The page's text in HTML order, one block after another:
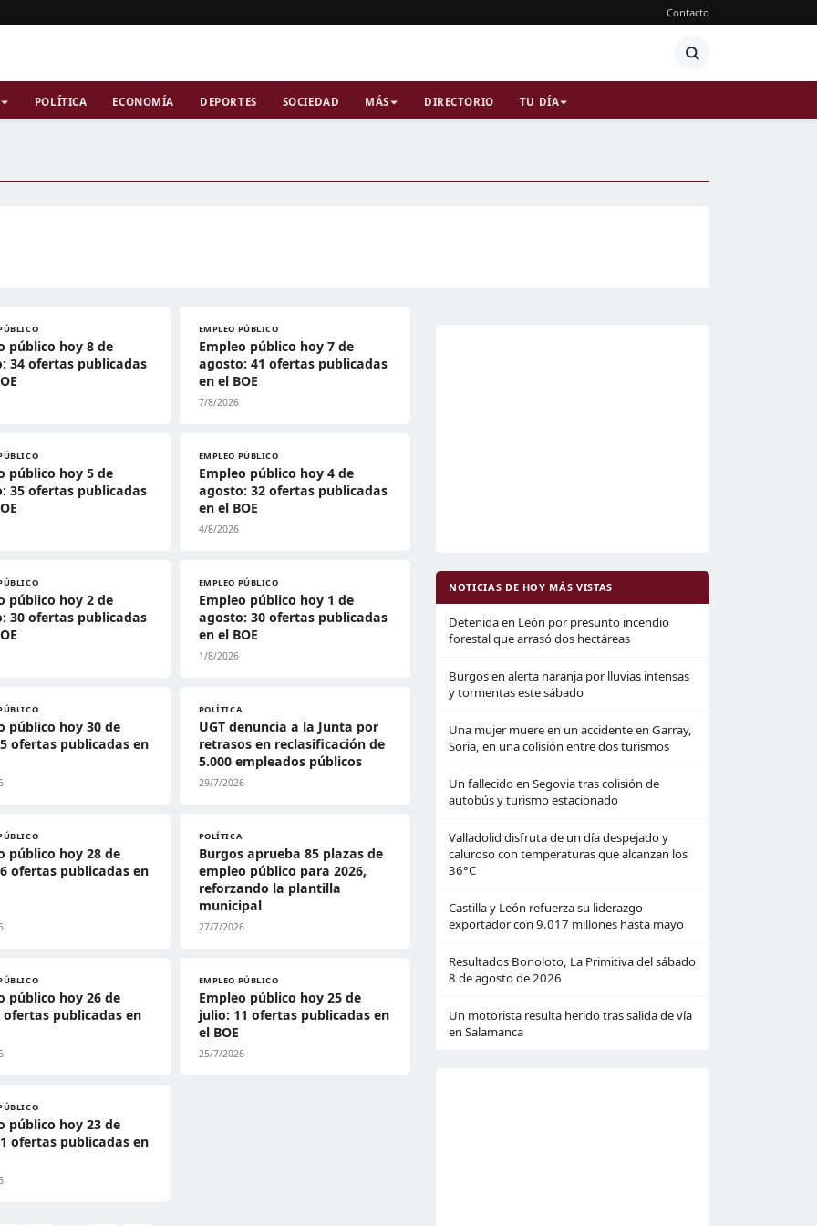
Contacto
POLÍTICA ECONOMÍA DEPORTES SOCIEDAD MÁS DIRECTORIO TU DÍA
público hoy 8 de
34 ofertas publicadas
EMPLEO PÚBLICO
Empleo público hoy 7 de
agosto: 41 ofertas publicadas
en el BOE
7/8/2026
público hoy 5 de
35 ofertas publicadas
EMPLEO PÚBLICO
Empleo público hoy 4 de
agosto: 32 ofertas publicadas
en el BOE
4/8/2026
público hoy 2 de
30 ofertas publicadas
EMPLEO PÚBLICO
Empleo público hoy 1 de
agosto: 30 ofertas publicadas
en el BOE
1/8/2026
público hoy 30 de
ofertas publicadas en
POLÍTICA
UGT denuncia a la Junta por
retrasos en reclasificación de
5.000 empleados públicos
29/7/2026
público hoy 28 de
ofertas publicadas en
POLÍTICA
Burgos aprueba 85 plazas de
empleo público para 2026,
reforzando la plantilla
municipal
27/7/2026
público hoy 26 de
ofertas publicadas en
EMPLEO PÚBLICO
Empleo público hoy 25 de
julio: 11 ofertas publicadas en
el BOE
25/7/2026
público hoy 23 de
ofertas publicadas en
NOTICIAS DE HOY MÁS VISTAS
Detenida en León por presunto incendio
forestal que arrasó dos hectáreas
Burgos en alerta naranja por lluvias intensas
y tormentas este sábado
Una mujer muere en un accidente en Garray,
Soria, en una colisión entre dos turismos
Un fallecido en Segovia tras colisión de
autobús y turismo estacionado
Valladolid disfruta de un día despejado y
caluroso con temperaturas que alcanzan los
36°C
Castilla y León refuerza su liderazgo
exportador con 9.017 millones hasta mayo
Resultados Bonoloto, La Primitiva del sábado
8 de agosto de 2026
Un motorista resulta herido tras salida de vía
en Salamanca